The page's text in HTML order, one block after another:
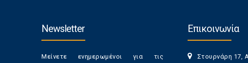
Newsletter
Μείνετε ενημερωμένοι για τις
Επικοινωνία
Στουρνάρη 17,